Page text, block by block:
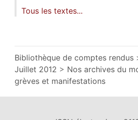
Tous les textes...
Bibliothèque de comptes rendus
Juillet 2012
Nos archives du
grèves et manifestations